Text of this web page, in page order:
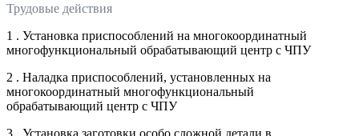
Трудовые действия
1 . Установка приспособлений на многокоординатный
многофункциональный обрабатывающий центр с ЧПУ
2 . Наладка приспособлений, установленных на
многокоординатный многофункциональный
обрабатывающий центр с ЧПУ
3 . Установка заготовки особо сложной детали в